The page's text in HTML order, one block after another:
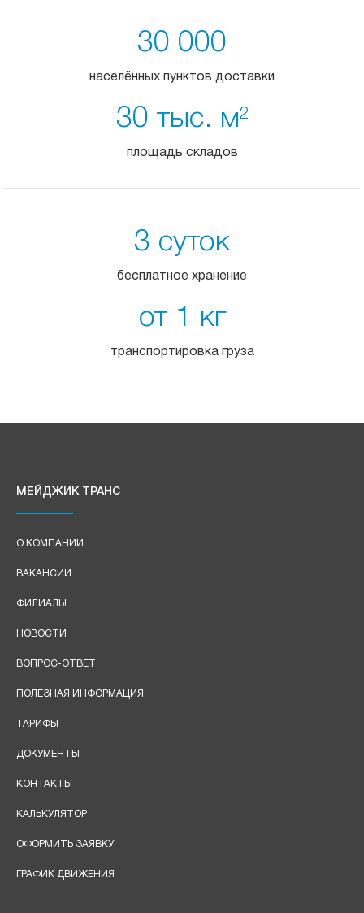
30 000
населённых пунктов доставки
30 тыс. м2
площадь складов
3 суток
бесплатное хранение
от 1 кг
транспортировка груза
МЕЙДЖИК ТРАНС
О КОМПАНИИ
ВАКАНСИИ
ФИЛИАЛЫ
НОВОСТИ
ВОПРОС-ОТВЕТ
ПОЛЕЗНАЯ ИНФОРМАЦИЯ
ТАРИФЫ
ДОКУМЕНТЫ
КОНТАКТЫ
КАЛЬКУЛЯТОР
ОФОРМИТЬ ЗАЯВКУ
ГРАФИК ДВИЖЕНИЯ